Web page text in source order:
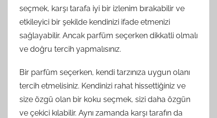
seçmek, karşı tarafa iyi bir izlenim bırakabilir ve
etkileyici bir şekilde kendinizi ifade etmenizi
sağlayabilir. Ancak parfüm seçerken dikkatli olmalı
ve doğru tercih yapmalısınız.
Bir parfüm seçerken, kendi tarzınıza uygun olanı
tercih etmelisiniz. Kendinizi rahat hissettiğiniz ve
size özgü olan bir koku seçmek, sizi daha özgün
ve çekici kılabilir. Aynı zamanda karşı tarafın da